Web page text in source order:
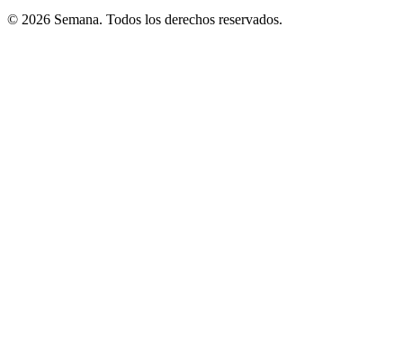
© 2026 Semana. Todos los derechos reservados.